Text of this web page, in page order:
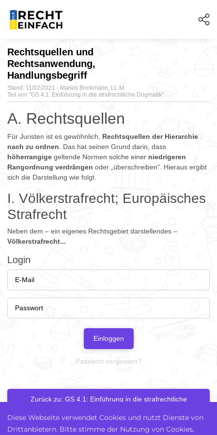
Rechtsquellen und
Rechtsanwendung,
Handlungsbegriff
Stand: 11/02/2021 - Marius Brinkmann, LL.M.
Teil von "GS 4.1: Einführung in die strafrechtliche Dogmatik"
A. Rechtsquellen
Für Juristen ist es gewöhnlich,
Rechtsquellen der Hierarchie
nach zu ordnen . Das hat seinen Grund darin, dass
höherrangige geltende Normen solche einer niedrigeren
Rangordnung verdrängen oder „überschreiben“. Hieraus ergibt
sich die Darstellung wie folgt.
I. Völkerstrafrecht; Europäisches
Strafrecht
Neben dem – ein eigenes Rechtsgebiet darstellendes –
Völkerstrafrecht...
Login
Einloggen
Passwort vergessen?
Zurück zu: GS 4.1: Einführung in die strafrechtliche
Diese Webseite verwendet Cookies und nutzt Dienste von
Drittanbietern. Bitte stimme der Nutzung von Cookies,